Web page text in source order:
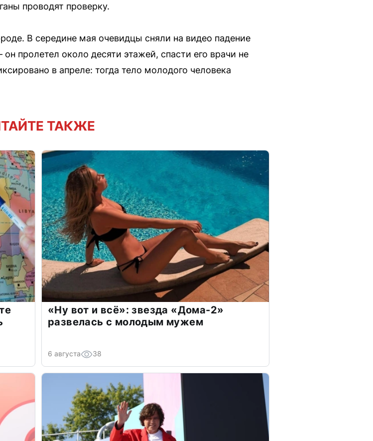
проводят проверку.
В середине мая очевидцы сняли на видео падение
пролетел около десяти этажей, спасти его врачи не
в апреле: тогда тело молодого человека
ТАКЖЕ
«Ну вот и всё»: звезда «Дома-2»
развелась с молодым мужем
6 августа 38